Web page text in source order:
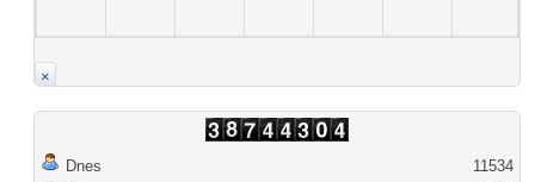
×
Dnes
11534